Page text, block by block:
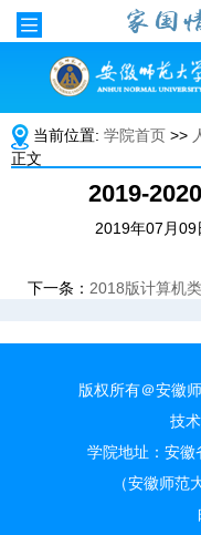
当前位置: 学院首页 >>
正文
2019-
2019年07月
下一条： 2018版计算机
版权所有＠安徽
技
学院地址：安徽
（安徽师范